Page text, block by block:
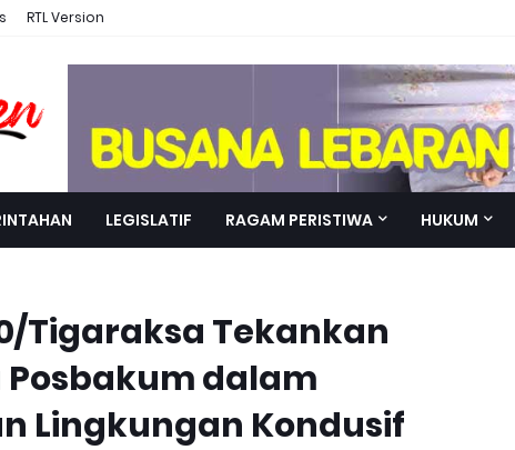
RTL Version
LEGISLATIF RAGAM PERISTIWA HUKUM
Tigaraksa Tekankan
dalam
Lingkungan Kondusif